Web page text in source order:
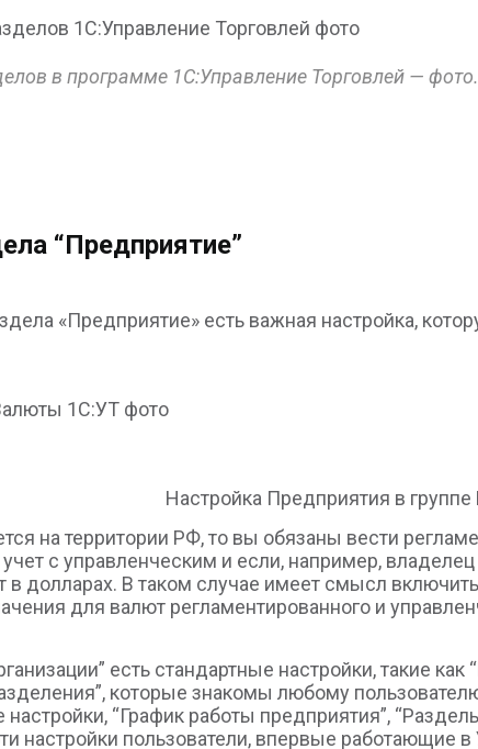
в программе 1С:Управление Торговлей — фото.
“Предприятие”
«Предприятие» есть важная настройка,
Настройка Предприятия в
на территории РФ, то вы обязаны вести
с управленческим и если, например,
в долларах. В таком случае имеет смысл
для валют регламентированного и
есть стандартные настройки, такие
которые знакомы любому
“График работы предприятия”,
настройки пользователи, впервые работающие